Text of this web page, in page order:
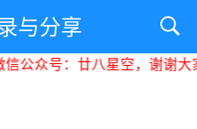
与分享
公众号：廿八星空，谢谢大家